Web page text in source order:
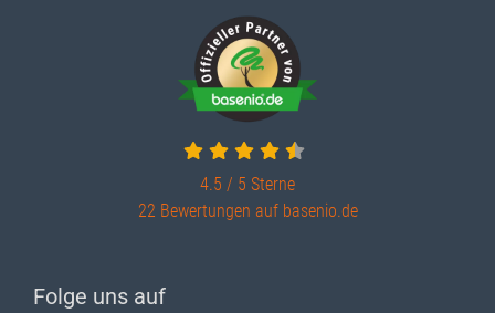
4.5 / 5 Sterne
22 Bewertungen auf basenio.de
Folge uns auf